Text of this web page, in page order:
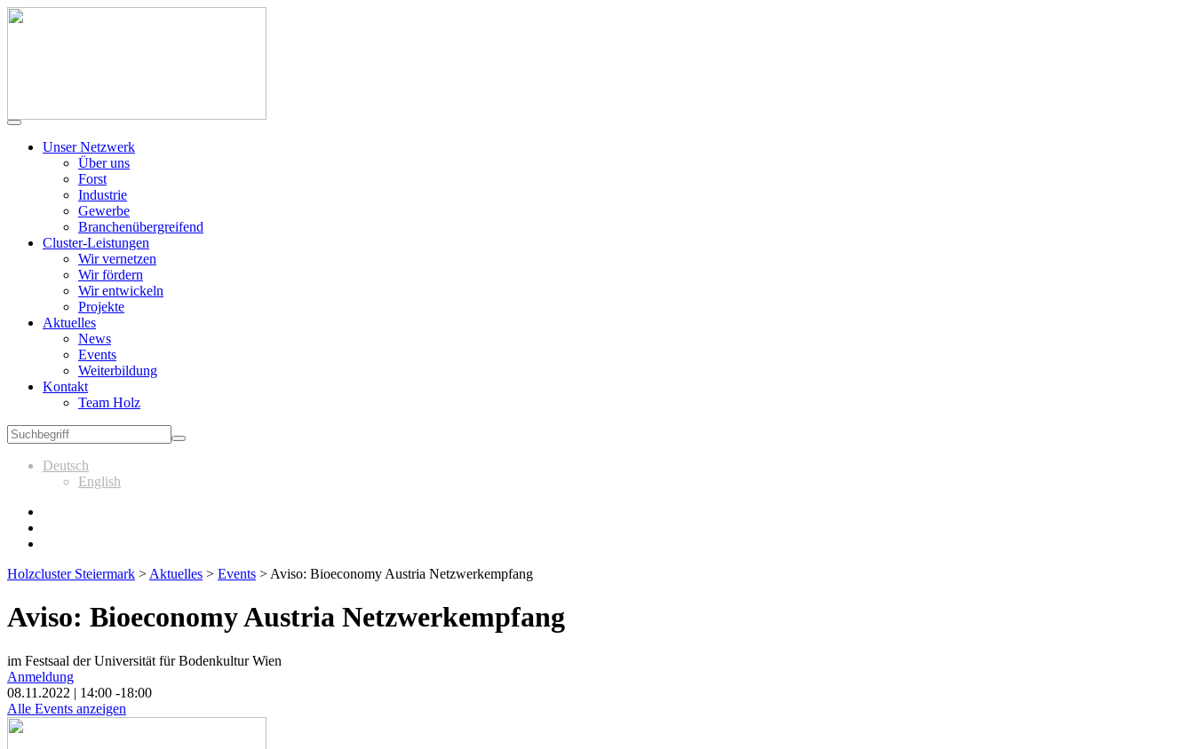
Unser Netzwerk
Über uns
Forst
Industrie
Gewerbe
Branchenübergreifend
Cluster-Leistungen
Wir vernetzen
Wir fördern
Wir entwickeln
Projekte
Aktuelles
News
Events
Weiterbildung
Kontakt
Team Holz
Deutsch
English
Holzcluster Steiermark > Aktuelles > Events > Aviso: Bioeconomy Austria Netzwerkempfang
Aviso: Bioeconomy Austria Netzwerkempfang
im Festsaal der Universität für Bodenkultur Wien
Anmeldung
08.11.2022 | 14:00 -18:00
Alle Events anzeigen